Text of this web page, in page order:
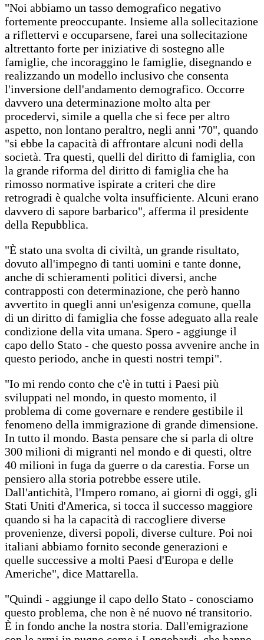
"Noi abbiamo un tasso demografico negativo
fortemente preoccupante. Insieme alla sollecitazione
a riflettervi e occuparsene, farei una sollecitazione
altrettanto forte per iniziative di sostegno alle
famiglie, che incoraggino le famiglie, disegnando e
realizzando un modello inclusivo che consenta
l'inversione dell'andamento demografico. Occorre
davvero una determinazione molto alta per
procedervi, simile a quella che si fece per altro
aspetto, non lontano peraltro, negli anni '70", quando
"si ebbe la capacità di affrontare alcuni nodi della
società. Tra questi, quelli del diritto di famiglia, con
la grande riforma del diritto di famiglia che ha
rimosso normative ispirate a criteri che dire
retrogradi è qualche volta insufficiente. Alcuni erano
davvero di sapore barbarico", afferma il presidente
della Repubblica.
"È stato una svolta di civiltà, un grande risultato,
dovuto all'impegno di tanti uomini e tante donne,
anche di schieramenti politici diversi, anche
contrapposti con determinazione, che però hanno
avvertito in quegli anni un'esigenza comune, quella
di un diritto di famiglia che fosse adeguato alla reale
condizione della vita umana. Spero - aggiunge il
capo dello Stato - che questo possa avvenire anche in
questo periodo, anche in questi nostri tempi".
"Io mi rendo conto che c'è in tutti i Paesi più
sviluppati nel mondo, in questo momento, il
problema di come governare e rendere gestibile il
fenomeno della immigrazione di grande dimensione.
In tutto il mondo. Basta pensare che si parla di oltre
300 milioni di migranti nel mondo e di questi, oltre
40 milioni in fuga da guerre o da carestia. Forse un
pensiero alla storia potrebbe essere utile.
Dall'antichità, l'Impero romano, ai giorni di oggi, gli
Stati Uniti d'America, si tocca il successo maggiore
quando si ha la capacità di raccogliere diverse
provenienze, diversi popoli, diverse culture. Poi noi
italiani abbiamo fornito seconde generazioni e
quelle successive a molti Paesi d'Europa e delle
Americhe", dice Mattarella.
"Quindi - aggiunge il capo dello Stato - conosciamo
questo problema, che non è né nuovo né transitorio.
È in fondo anche la nostra storia. Dall'emigrazione